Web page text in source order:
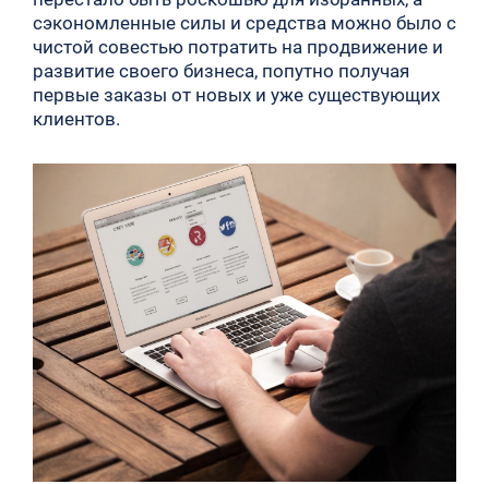
сэкономленные силы и средства можно было с
чистой совестью потратить на продвижение и
развитие своего бизнеса, попутно получая
первые заказы от новых и уже существующих
клиентов.